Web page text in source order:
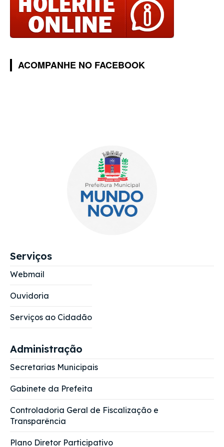
ACOMPANHE NO FACEBOOK
Serviços
Webmail
Ouvidoria
Serviços ao Cidadão
Administração
Secretarias Municipais
Gabinete da Prefeita
Controladoria Geral de Fiscalização e
Transparência
Plano Diretor Participativo